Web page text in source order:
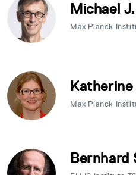
Michael
Max Planck
Max Planck
Bernhard